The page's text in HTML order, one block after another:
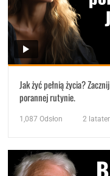
Jak żyć pełnią życia?
porannej rutynie.
1,087 Odsłon 2